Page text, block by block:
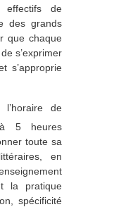
effectifs de
des grands
que chaque
s’exprimer
s’approprie
de
5 heures
toute sa
en
la pratique
spécificité